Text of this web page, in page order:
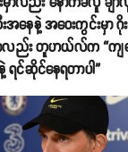
အနေနဲ့ အဝေးကွင်းမှာ
လည်း တူဟယ်လ်က “ကျ
ရင်ဆိုင်နေရတာပါ”